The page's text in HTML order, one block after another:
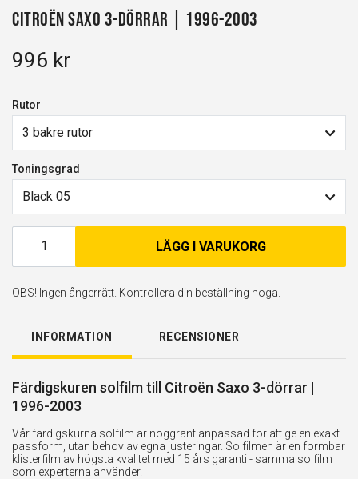
Citroën Saxo 3-dörrar | 1996-2003
996 kr
Rutor
3 bakre rutor
Toningsgrad
Black 05
LÄGG I VARUKORG
OBS! Ingen ångerrätt. Kontrollera din beställning noga.
INFORMATION RECENSIONER
Färdigskuren solfilm till Citroën Saxo 3-dörrar |
1996-2003
Vår färdigskurna solfilm är noggrant anpassad för att ge en exakt
passform, utan behov av egna justeringar. Solfilmen är en formbar
klisterfilm av högsta kvalitet med 15 års garanti - samma solfilm
som experterna använder.